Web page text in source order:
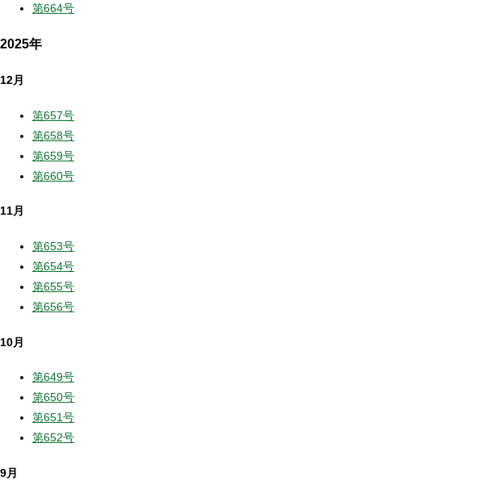
第664号
2025年
12月
第657号
第658号
第659号
第660号
11月
第653号
第654号
第655号
第656号
10月
第649号
第650号
第651号
第652号
9月